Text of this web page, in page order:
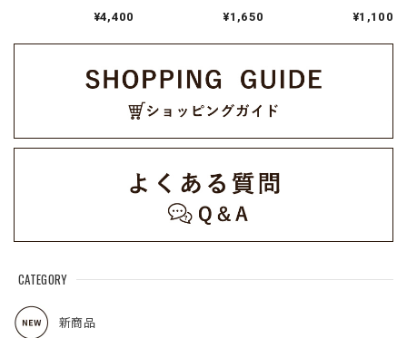
CATEGORY
新商品
¥4,400 ¥1,650 ¥1,100